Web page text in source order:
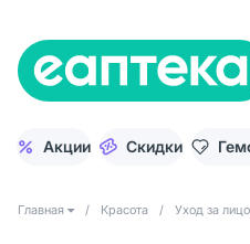
Акции Скидки
Главная / Красота / Уход за